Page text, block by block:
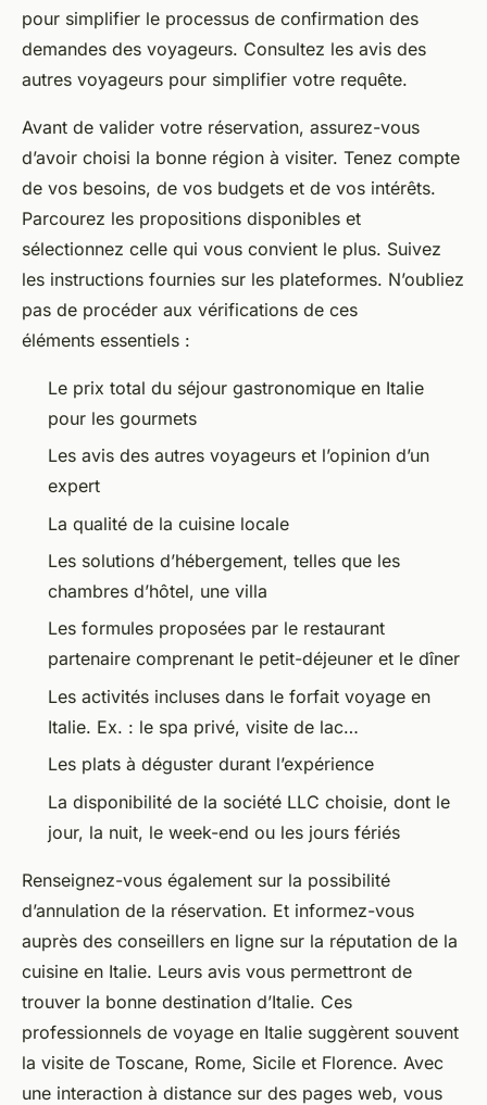
pour simplifier le processus de confirmation des
demandes des voyageurs. Consultez les avis des
autres voyageurs pour simplifier votre requête.
Avant de valider votre réservation, assurez-vous
d’avoir choisi la bonne région à visiter. Tenez compte
de vos besoins, de vos budgets et de vos intérêts.
Parcourez les propositions disponibles et
sélectionnez celle qui vous convient le plus. Suivez
les instructions fournies sur les plateformes. N’oubliez
pas de procéder aux vérifications de ces
éléments essentiels :
Le prix total du séjour gastronomique en Italie
pour les gourmets
Les avis des autres voyageurs et l’opinion d’un
expert
La qualité de la cuisine locale
Les solutions d’hébergement, telles que les
chambres d’hôtel, une villa
Les formules proposées par le restaurant
partenaire comprenant le petit-déjeuner et le dîner
Les activités incluses dans le forfait voyage en
Italie. Ex. : le spa privé, visite de lac…
Les plats à déguster durant l’expérience
La disponibilité de la société LLC choisie, dont le
jour, la nuit, le week-end ou les jours fériés
Renseignez-vous également sur la possibilité
d’annulation de la réservation. Et informez-vous
auprès des conseillers en ligne sur la réputation de la
cuisine en Italie. Leurs avis vous permettront de
trouver la bonne destination d’Italie. Ces
professionnels de voyage en Italie suggèrent souvent
la visite de Toscane, Rome, Sicile et Florence. Avec
une interaction à distance sur des pages web, vous